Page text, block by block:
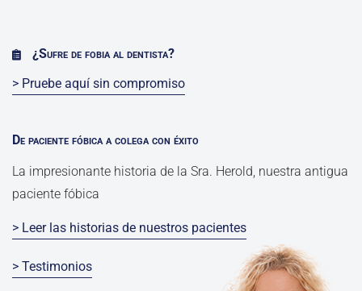
¿Sufre de fobia al dentista?
> Pruebe aquí sin compromiso
De paciente fóbica a colega con éxito
La impresionante historia de la Sra. Herold, nuestra antigua
paciente fóbica
> Leer las historias de nuestros pacientes
> Testimonios